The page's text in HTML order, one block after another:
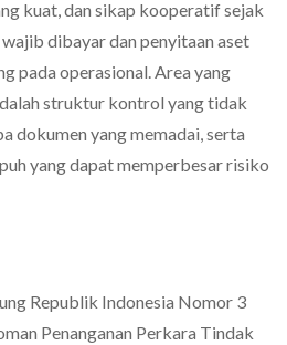
kuat, dan sikap kooperatif sejak
dibayar dan penyitaan aset
pada operasional. Area yang
struktur kontrol yang tidak
dokumen yang memadai, serta
yang dapat memperbesar risiko
Republik Indonesia Nomor 3
Penanganan Perkara Tindak